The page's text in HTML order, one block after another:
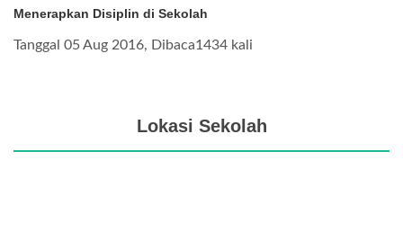
Menerapkan Disiplin di Sekolah
Tanggal 05 Aug 2016, Dibaca1434 kali
Lokasi Sekolah